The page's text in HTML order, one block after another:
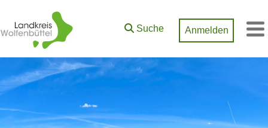
Zum Hauptinhalt springen
Suche
Anmelden